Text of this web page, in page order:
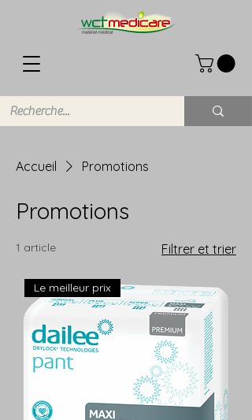
Accueil Promotions
Promotions
1 article Filtrer et trier
Le meilleur prix